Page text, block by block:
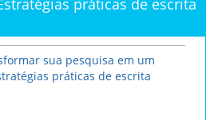
práticas de escrita
sua pesquisa em um
práticas de escrita